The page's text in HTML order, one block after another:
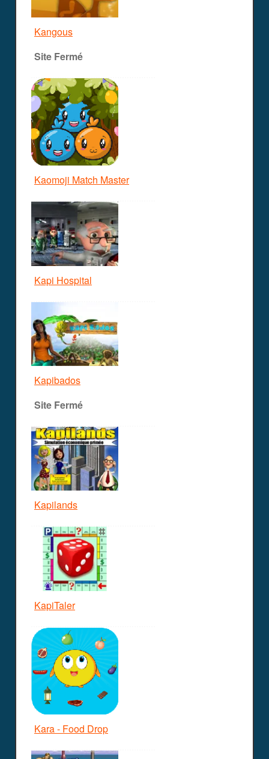
Kangous
Site Fermé
Kaomoji Match Master
Kapi Hospital
Kapibados
Site Fermé
Kapilands
KapiTaler
Kara - Food Drop